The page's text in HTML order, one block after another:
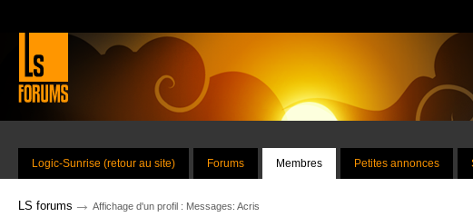
Logic-Sunrise (retour au site) Forums Membres Petites annonces
LS forums → Affichage d'un profil : Messages: Acris